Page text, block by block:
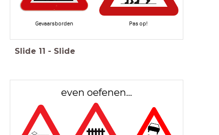
Gevaarsborden Pas op!
Slide 11 - Slide
even oefenen...